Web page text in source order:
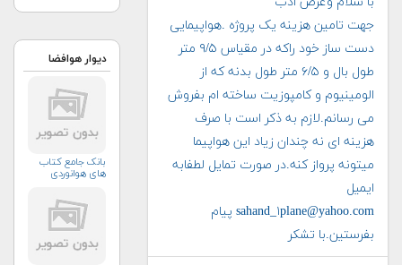
جهت تامین هزینه یک پروژه .هواپیمایی
دست ساز خود راکه در مقیاس ۹/۵ متر
طول بال و ۶/۵ متر طول بدنه که از
الومینیوم و کامپوزیت ساخته ام بفروش
می رسانم.لازم به ذکر است با صرف
هزینه ای نه چندان زیاد این هواپیما
میتونه پرواز کنه.در صورت تمایل لطفابه
ایمیل
sahand_۱plane@yahoo.com پیام
بفرستین.با تشکر
دیوار هوافضا
بانک جامع کتاب
های هوانوردی